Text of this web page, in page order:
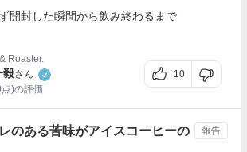
開封した瞬間から飲み終わるまで
Roaster.
毅さん
)の評価
10
のある苦味がアイスコーヒーの
報告